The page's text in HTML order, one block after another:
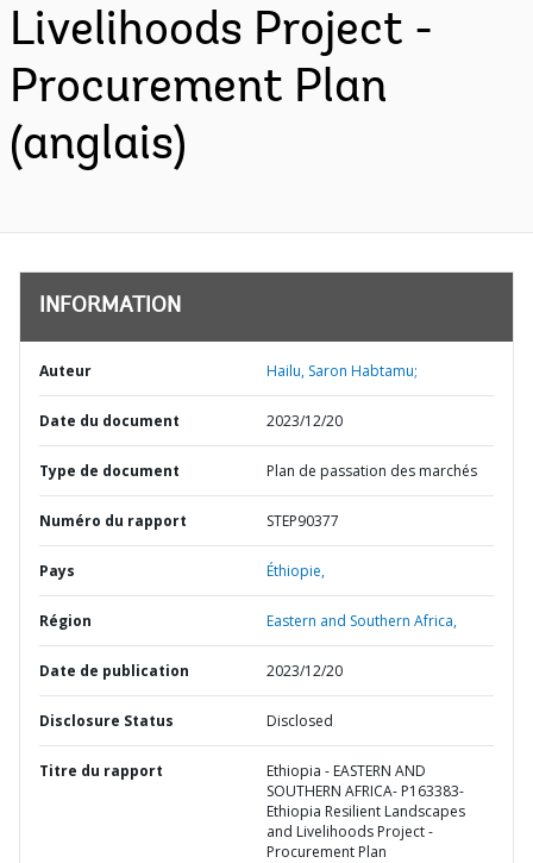
Livelihoods Project -
Procurement Plan
(anglais)
INFORMATION
Auteur Hailu, Saron Habtamu;
Date du document 2023/12/20
Type de document Plan de passation des marchés
Numéro du rapport STEP90377
Pays Éthiopie,
Région Eastern and Southern Africa,
Date de publication 2023/12/20
Disclosure Status Disclosed
Titre du rapport
Ethiopia - EASTERN AND
SOUTHERN AFRICA- P163383-
Ethiopia Resilient Landscapes
and Livelihoods Project -
Procurement Plan